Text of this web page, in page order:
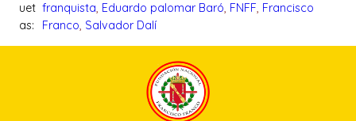
uet
as:
franquista, Eduardo palomar Baró, FNFF, Francisco
Franco, Salvador Dalí